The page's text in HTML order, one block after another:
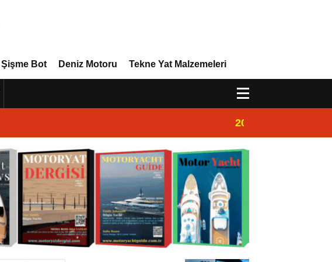
Şişme Bot Deniz Motoru Tekne Yat Malzemeleri
20:00